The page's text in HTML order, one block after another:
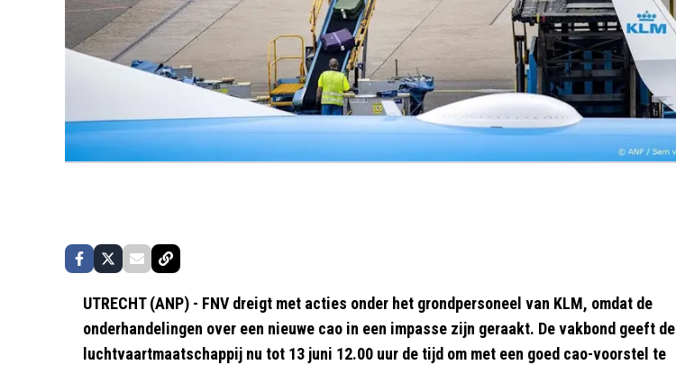
UTRECHT (ANP) - FNV dreigt met acties onder het grondpersoneel van KLM, omdat de
onderhandelingen over een nieuwe cao in een impasse zijn geraakt. De vakbond geeft de
luchtvaartmaatschappij nu tot 13 juni 12.00 uur de tijd om met een goed cao-voorstel te